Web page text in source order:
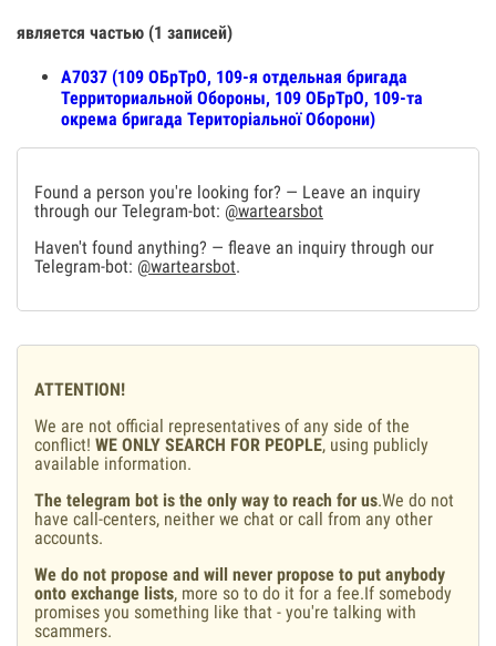
является частью (1 записей)
А7037 (109 ОБрТрО, 109-я отдельная бригада
Территориальной Обороны, 109 ОБрТрО, 109-та
окрема бригада Територіальної Оборони)
Found a person you're looking for? — Leave an inquiry
through our Telegram-bot: @wartearsbot
Haven't found anything? — fleave an inquiry through our
Telegram-bot: @wartearsbot.
ATTENTION!
We are not official representatives of any side of the
conflict! WE ONLY SEARCH FOR PEOPLE, using publicly
available information.
The telegram bot is the only way to reach for us.We do not
have call-centers, neither we chat or call from any other
accounts.
We do not propose and will never propose to put anybody
onto exchange lists, more so to do it for a fee.If somebody
promises you something like that - you're talking with
scammers.